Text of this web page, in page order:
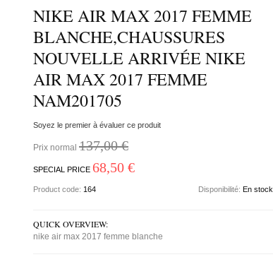
NIKE AIR MAX 2017 FEMME
BLANCHE,CHAUSSURES
NOUVELLE ARRIVÉE NIKE
AIR MAX 2017 FEMME
NAM201705
Soyez le premier à évaluer ce produit
Prix normal 137,00 €
SPECIAL PRICE 68,50 €
Product code: 164 Disponibilité: En stock
QUICK OVERVIEW:
nike air max 2017 femme blanche